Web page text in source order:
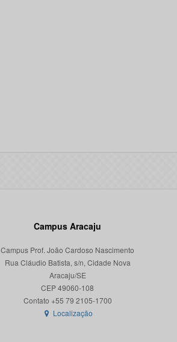
Campus Aracaju
Campus Prof. João Cardoso Nascimento
Rua Cláudio Batista, s/n, Cidade Nova
Aracaju/SE
CEP 49060-108
Localização